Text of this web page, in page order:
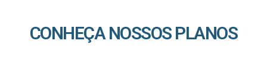
CONHEÇA NOSSOS PLANOS